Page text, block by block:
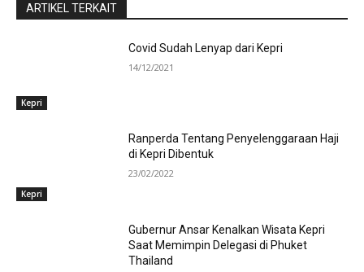
ARTIKEL TERKAIT
Kepri
Covid Sudah Lenyap dari Kepri
14/12/2021
Kepri
Ranperda Tentang Penyelenggaraan Haji
di Kepri Dibentuk
23/02/2022
Gubernur Ansar Kenalkan Wisata Kepri
Saat Memimpin Delegasi di Phuket
Thailand